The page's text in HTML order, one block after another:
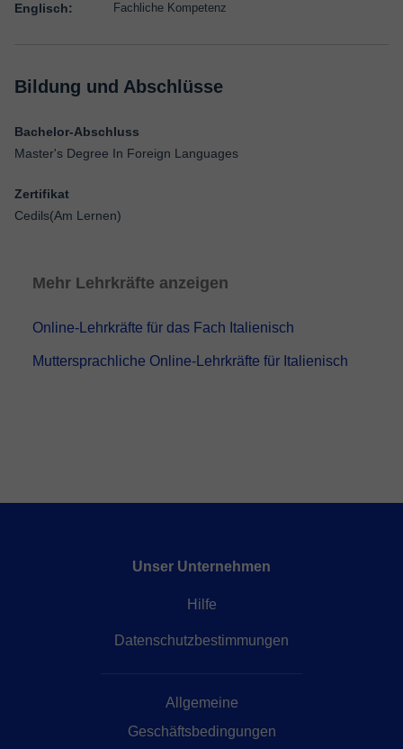
Englisch: Fachliche Kompetenz
Bildung und Abschlüsse
Bachelor-Abschluss
Master's Degree In Foreign Languages
Zertifikat
Cedils(Am Lernen)
Mehr Lehrkräfte anzeigen
Online-Lehrkräfte für das Fach Italienisch
Muttersprachliche Online-Lehrkräfte für Italienisch
Unser Unternehmen
Hilfe
Datenschutzbestimmungen
Allgemeine
Geschäftsbedingungen